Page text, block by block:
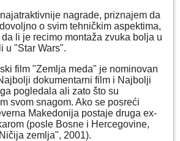
nagrade, priznajem da
o svim tehničkim aspektima,
li je recimo montaža zvuka bolja u
u "Star Wars".
film "Zemlja meda" je nominovan
dokumentarni film i Najbolji
pogledala ali zato što su
svom snagom. Ako se posreći
Makedonija postaje druga ex-
(posle Bosne i Hercegovine,
zemlja", 2001).